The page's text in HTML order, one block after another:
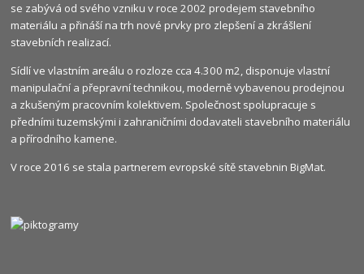
se zabývá od svého vzniku v roce 2002 prodejem stavebního
materiálu a přináší na trh nové prvky pro zlepšení a zkrášlení
stavebních realizací.
Sídlí ve vlastním areálu o rozloze cca 4.300 m2, disponuje vlastní
manipulační a přepravní technikou, moderně vybavenou prodejnou
a zkušeným pracovním kolektivem. Společnost spolupracuje s
předními tuzemskými i zahraničními dodavateli stavebního materiálu
a přírodního kamene.
V roce 2016 se stala partnerem evropské sítě stavebnin BigMat.